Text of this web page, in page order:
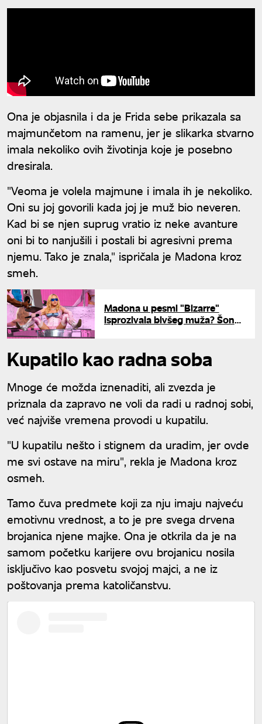
Ona je objasnila i da je Frida sebe prikazala sa
majmunčetom na ramenu, jer je slikarka stvarno
imala nekoliko ovih životinja koje je posebno
dresirala.
"Veoma je volela majmune i imala ih je nekoliko.
Oni su joj govorili kada joj je muž bio neveren.
Kad bi se njen suprug vratio iz neke avanture
oni bi to nanjušili i postali bi agresivni prema
njemu. Tako je znala," ispričala je Madona kroz
smeh.
Madona u pesmi "Bizarre"
isprozivala bivšeg muža? Šon
Kupatilo kao radna soba
Mnoge će možda iznenaditi, ali zvezda je
priznala da zapravo ne voli da radi u radnoj sobi,
već najviše vremena provodi u kupatilu.
"U kupatilu nešto i stignem da uradim, jer ovde
me svi ostave na miru", rekla je Madona kroz
osmeh.
Tamo čuva predmete koji za nju imaju najveću
emotivnu vrednost, a to je pre svega drvena
brojanica njene majke. Ona je otkrila da je na
samom početku karijere ovu brojanicu nosila
isključivo kao posvetu svojoj majci, a ne iz
poštovanja prema katoličanstvu.